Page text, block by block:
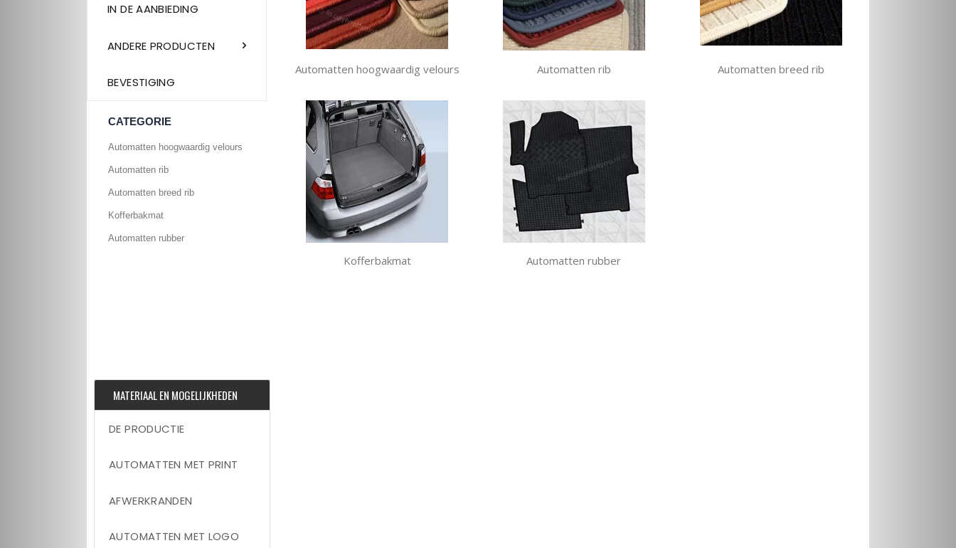
IN DE AANBIEDING
ANDERE PRODUCTEN
BEVESTIGING
Automatten hoogwaardig velours Automatten rib Automatten breed rib
Kofferbakmat Automatten rubber
CATEGORIE
Automatten hoogwaardig velours
Automatten rib
Automatten breed rib
Kofferbakmat
Automatten rubber
MATERIAAL EN MOGELIJKHEDEN
DE PRODUCTIE
AUTOMATTEN MET PRINT
AFWERKRANDEN
AUTOMATTEN MET LOGO